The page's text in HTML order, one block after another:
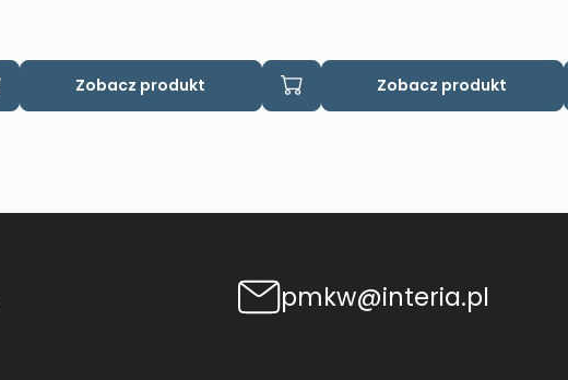
Zobacz produkt Zobacz produkt
pmkw@interia.pl